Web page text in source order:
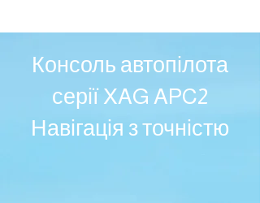
Консоль автопілота
серії XAG APC2
Навігація з точністю